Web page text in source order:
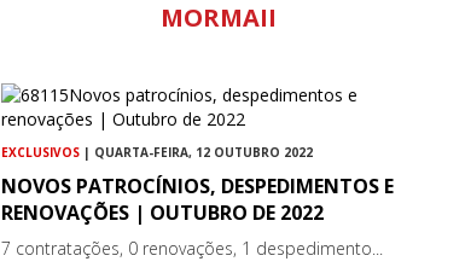
MORMAII
EXCLUSIVOS | QUARTA-FEIRA, 12 OUTUBRO 2022
NOVOS PATROCÍNIOS, DESPEDIMENTOS E
RENOVAÇÕES | OUTUBRO DE 2022
7 contratações, 0 renovações, 1 despedimento...